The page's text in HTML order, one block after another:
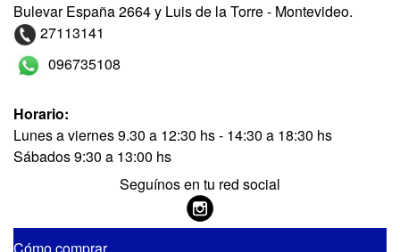
Bulevar España 2664 y Luis de la Torre - Montevideo.
27113141
096735108
Horario:
Lunes a viernes 9.30 a 12:30 hs - 14:30 a 18:30 hs
Sábados 9:30 a 13:00 hs
Seguínos en tu red social